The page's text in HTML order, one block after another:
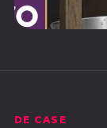
DE CASE